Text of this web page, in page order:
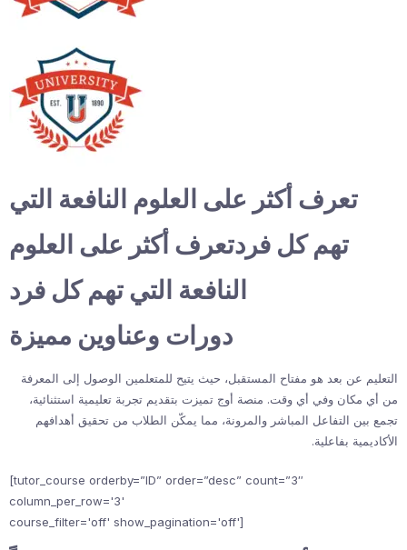
تعرف أكثر على العلوم النافعة التي
تهم كل فردتعرف أكثر على العلوم
النافعة التي تهم كل فرد
دورات وعناوين مميزة
التعليم عن بعد هو مفتاح المستقبل، حيث يتيح للمتعلمين الوصول إلى المعرفة
من أي مكان وفي أي وقت. منصة أوج تميزت بتقديم تجربة تعليمية استثنائية،
تجمع بين التفاعل المباشر والمرونة، مما يمكّن الطلاب من تحقيق أهدافهم
الأكاديمية بفاعلية.
[tutor_course orderby=”ID” order=”desc” count=”3″
column_per_row='3'
course_filter='off' show_pagination='off']